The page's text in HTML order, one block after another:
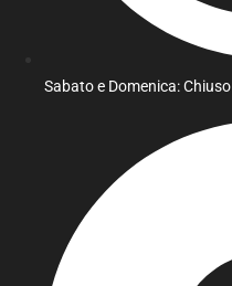
Sabato e Domenica: Chiuso